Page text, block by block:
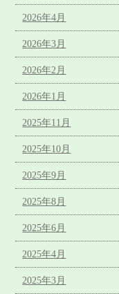
2026年4月
2026年3月
2026年2月
2026年1月
2025年11月
2025年10月
2025年9月
2025年8月
2025年6月
2025年4月
2025年3月